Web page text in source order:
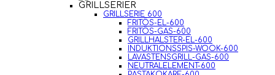
GRILLSERIER
GRILLSERIE 600
FRITÖS-EL-600
FRITÖS-GAS-600
GRILLHALSTER-EL-600
INDUKTIONSSPIS-WOOK-600
LAVASTENSGRILL-GAS-600
NEUTRALELEMENT-600